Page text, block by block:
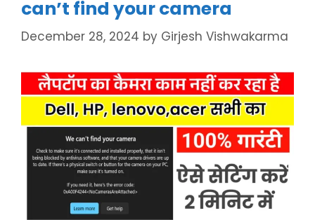
can’t find your camera
December 28, 2024 by Girjesh Vishwakarma